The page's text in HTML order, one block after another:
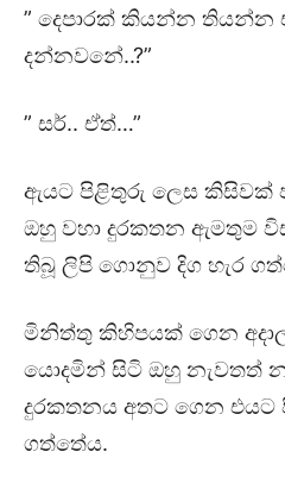
” දෙපාරක් කියන්න තියන්න
දන්නවනේ..?”
” සර්.. ඒත්…”
ඇයට පිළිතුරු ලෙස කිසිවක්
ඔහු වහා දුරකතන ඇමතුම
තිබූ ලිපි ගොනුව දිග හැර
මිනිත්තු කිහිපයක් ගෙන
යොදමින් සිටි ඔහු නැවතත්
දුරකතනය අතට ගෙන එයට
ගත්තේය.